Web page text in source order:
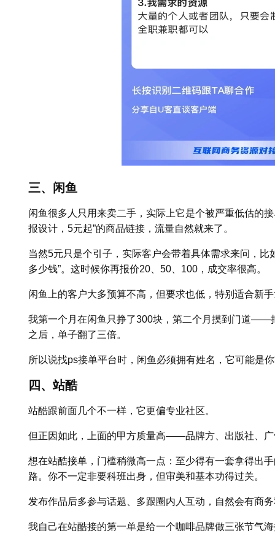
三、闲鱼
闲鱼很多人只用来卖二手，实际上它是个被严重低估的
报设计，5元起”的商品链接，流量自然就来了。
当然5元只是个引子，实际客户会带着具体需求来问，比
多少钱”。这时候你再报价20、50、100，成交率很高。
闲鱼上的客户大多预算不高，但要求也低，特别适合新
我第一个月在闲鱼只挣了300块，第二个月摸到门道——
之后，单子翻了三倍。
所以说找ps接单平台时，闲鱼必须拥有姓名，它可能是
四、站酷
站酷跟前面几个不一样，它更偏专业社区。
但正因如此，上面的甲方质量高——品牌方、出版社、
想在站酷接单，门槛稍微高一点：至少得有一套拿得出
路。你不一定非要科班出身，但审美和基本功得过关。
发布作品后多参与话题、多跟圈内人互动，自然会有商
我自己在站酷接的第一单是给一个咖啡品牌做三张节气